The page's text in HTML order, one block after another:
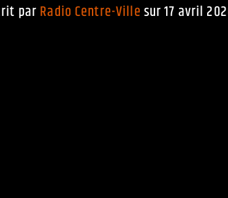
par Radio Centre-Ville sur 17 avril